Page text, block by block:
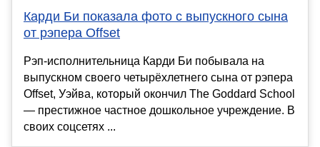
Карди Би показала фото с выпускного сына
от рэпера Offset
Рэп-исполнительница Карди Би побывала на
выпускном своего четырёхлетнего сына от рэпера
Offset, Уэйва, который окончил The Goddard School
— престижное частное дошкольное учреждение. В
своих соцсетях ...